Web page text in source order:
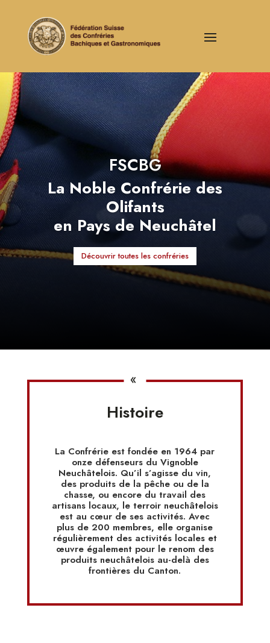
FSCBG
La Noble Confrérie des
Olifants
en Pays de Neuchâtel
Découvrir toutes les confréries
«
Histoire
La Confrérie est fondée en 1964 par
onze défenseurs du Vignoble
Neuchâtelois. Qu’il s’agisse du vin,
des produits de la pêche ou de la
chasse, ou encore du travail des
artisans locaux, le terroir neuchâtelois
est au cœur de ses activités. Avec
plus de 200 membres, elle organise
régulièrement des activités locales et
œuvre également pour le renom des
produits neuchâtelois au-delà des
frontières du Canton.